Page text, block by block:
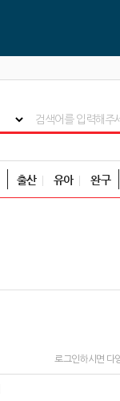
출산 유아 완구
로그인하시면 다